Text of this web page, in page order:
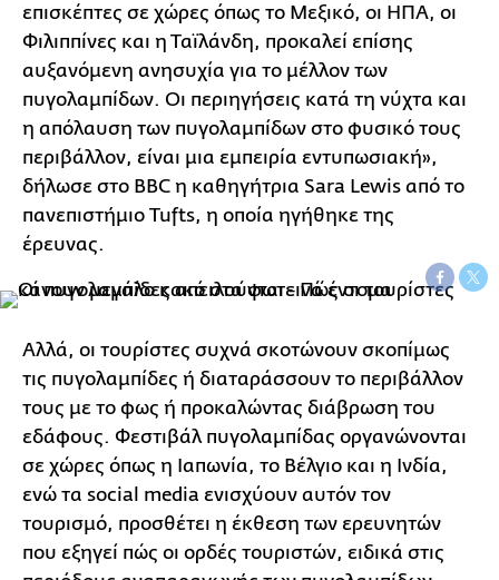
επισκέπτες σε χώρες όπως το Μεξικό, οι ΗΠΑ, οι
Φιλιππίνες και η Ταϊλάνδη, προκαλεί επίσης
αυξανόμενη ανησυχία για το μέλλον των
πυγολαμπίδων. Οι περιηγήσεις κατά τη νύχτα και
η απόλαυση των πυγολαμπίδων στο φυσικό τους
περιβάλλον, είναι μια εμπειρία εντυπωσιακή»,
δήλωσε στο BBC η καθηγήτρια Sara Lewis από το
πανεπιστήμιο Tufts, η οποία ηγήθηκε της
έρευνας.
Αλλά, οι τουρίστες συχνά σκοτώνουν σκοπίμως
τις πυγολαμπίδες ή διαταράσσουν το περιβάλλον
τους με το φως ή προκαλώντας διάβρωση του
εδάφους. Φεστιβάλ πυγολαμπίδας οργανώνονται
σε χώρες όπως η Ιαπωνία, το Βέλγιο και η Ινδία,
ενώ τα social media ενισχύουν αυτόν τον
τουρισμό, προσθέτει η έκθεση των ερευνητών
που εξηγεί πώς οι ορδές τουριστών, ειδικά στις